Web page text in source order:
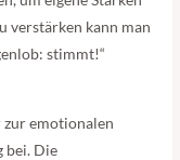
verstärken kann man
stimmt!“
emotionalen
bei. Die